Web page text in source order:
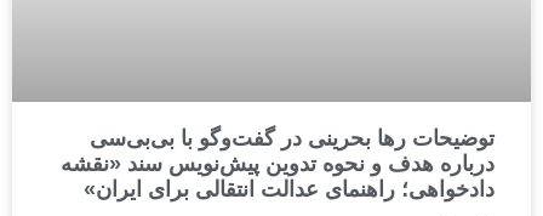
توضیحات رها بحرینی در گفت‌وگو با بی‌بی‌سی
درباره هدف و نحوه تدوین پیش‌نویس سند «نقشه
دادخواهی؛ راهنمای عدالت انتقالی برای ایران»